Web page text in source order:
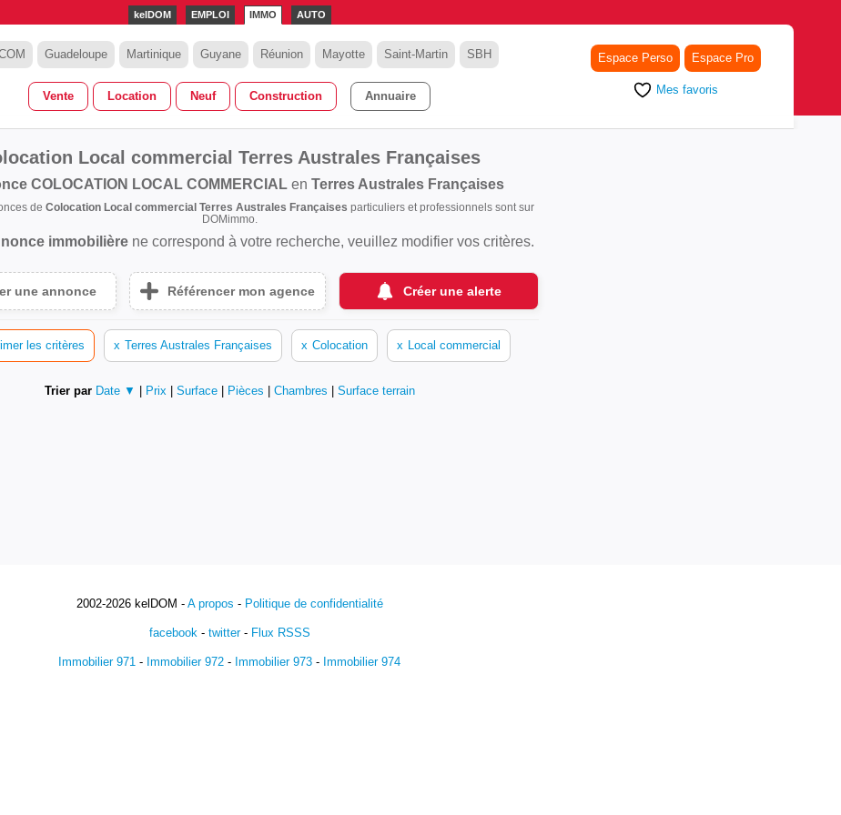
kelDOM EMPLOI IMMO AUTO
Guadeloupe Martinique Guyane Réunion Mayotte Saint-Martin SBH
Vente Location Neuf Construction Annuaire
Espace Perso Espace Pro
Mes favoris
Local commercial Terres Australes Françaises
COLOCATION LOCAL COMMERCIAL en Terres Australes Françaises
de Colocation Local commercial Terres Australes Françaises particuliers et professionnels sont sur
DOMimmo.
immobilièrene correspond à votre recherche, veuillez modifier vos critères.
une annonce Référencer mon agence Créer une alerte
les critères x Terres Australes Françaises x Colocation x Local commercial
Trier par Date ▼ Prix Surface Pièces Chambres Surface terrain
2002-2026 kelDOM - A propos - Politique de confidentialité
facebook- twitter- Flux RSSS
Immobilier 971 - Immobilier 972 - Immobilier 973 - Immobilier 974